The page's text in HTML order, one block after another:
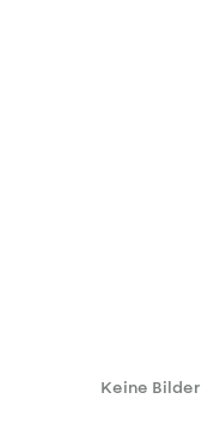
Keine Bilder